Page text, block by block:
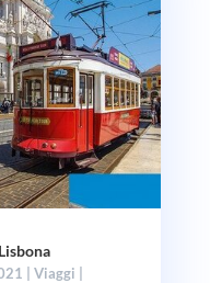
| Viaggi |